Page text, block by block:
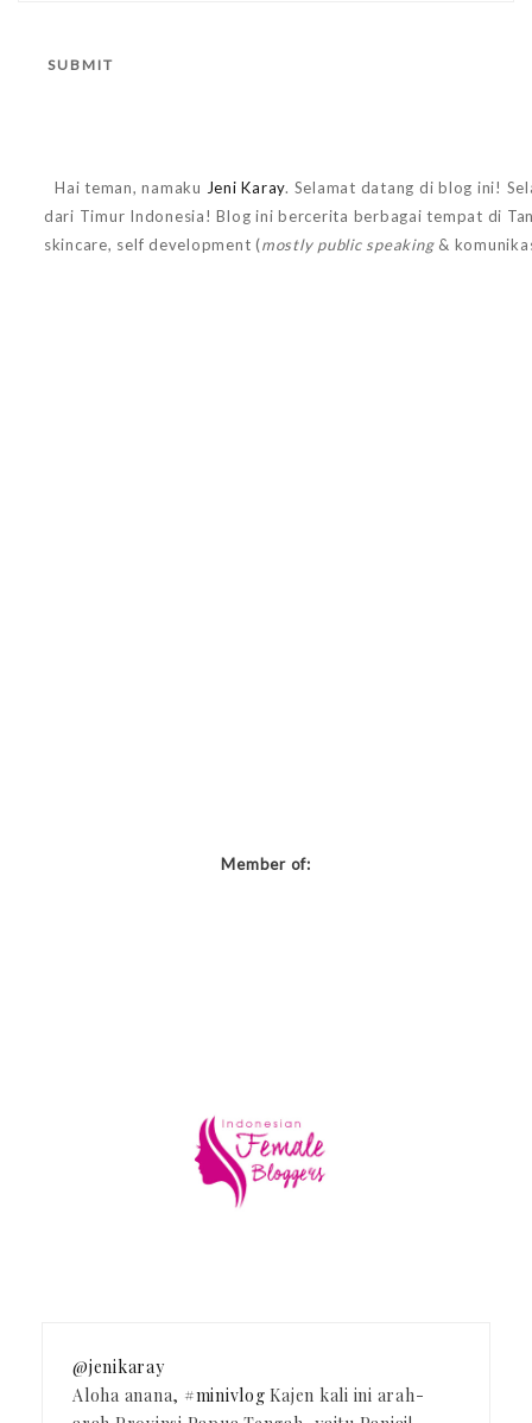
Hai teman, namaku Jeni Karay. Selamat datang di blog ini!
dari Timur Indonesia! Blog ini bercerita berbagai tempat di
skincare, self development (mostly public speaking&
Member of:
@jenikaray
Aloha anana, #minivlog Kajen kali ini arah-